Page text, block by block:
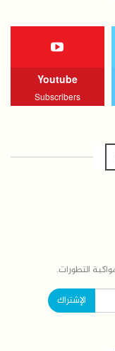
Youtube
Subscribers
التطورات.
الإشتراك